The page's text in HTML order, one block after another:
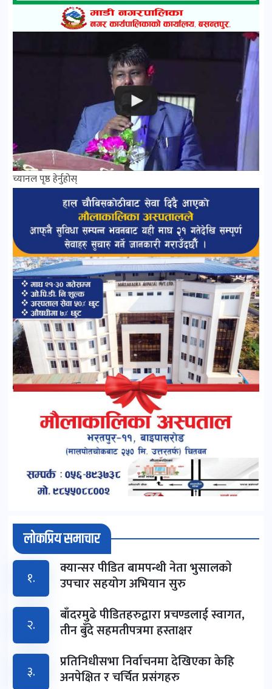
च्यानल पृष्ठ हेर्नुहोस्
लोकप्रिय समाचार
१. क्यान्सर पीडित बामपन्थी नेता भुसालकाे
उपचार सहयोग अभियान सुरु
२.
बाँदरमुढे पीडितहरुद्वारा प्रचण्डलाई स्वागत,
तीन बुँदे सहमतीपत्रमा हस्ताक्षर
३.
प्रतिनिधीसभा निर्वाचनमा देखिएका केहि
अनपेक्षित र चर्चित प्रसंगहरु